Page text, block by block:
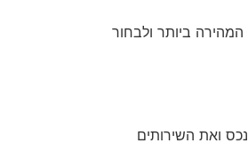
ביותר ולבחור
ואת השירותים